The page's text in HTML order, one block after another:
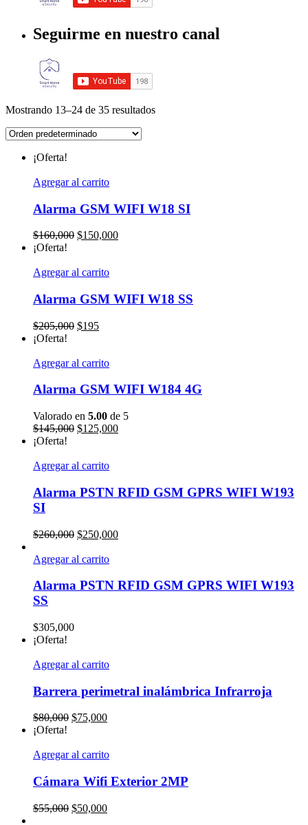
Seguirme en nuestro canal
Mostrando 13–24 de 35 resultados
¡Oferta!
Agregar al carrito
Alarma GSM WIFI W18 SI
$160,000 El
era:
$150,000El
¡Oferta!
Agregar al carrito
Alarma GSM WIFI W18 SS
$205,000 El
era:
$195El
es:
¡Oferta!
Agregar al carrito
Alarma GSM WIFI W184 4G
Valorado en 5.00 de 5
$145,000 El
era:
$125,000El
¡Oferta!
Agregar al carrito
Alarma PSTN RFID GSM GPRS WIFI W193
SI
$260,000 El
original
$260,000.
$250,000El
$250,000.
Agregar al carrito
Alarma PSTN RFID GSM GPRS WIFI W193
SS
$305,000
¡Oferta!
Agregar al carrito
Barrera perimetral inalámbrica Infrarroja
$80,000 El
era:
$75,000El
es:
¡Oferta!
Agregar al carrito
Cámara Wifi Exterior 2MP
$55,000 El
$50,000El